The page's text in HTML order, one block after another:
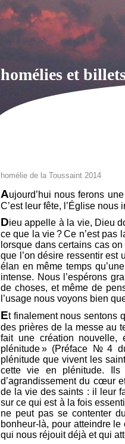
homélies et
homélie de la Toussaint 2014
Aujourd’hui nous ferons
C’est leur fête, l’Église
Dieu appelle à la vie, Dieu
ce que la vie ? Ce n’est pas
lorsque dans certains cas
que l’on désire ressentir est
élan en même temps
intense. Nous l’espérons
de choses, et même de
l’usage nous voyons bien
Et finalement nous sentons
des prières de la messe au
fait une création nouvelle,
plénitude » (Préface № 4
plénitude que vivent les
cette vie en plénitude. Ils
d’agrandissement du cœur
de la vie des saints : il leur
sur ce qui est à la fois
ne peut pas se contenter
bonheur-là, pour atteindre
qui nous réjouit déjà et qui